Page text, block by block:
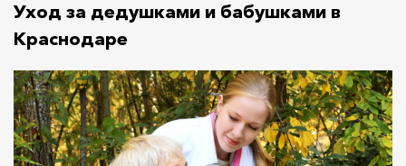
Уход за дедушками и бабушками в
Краснодаре